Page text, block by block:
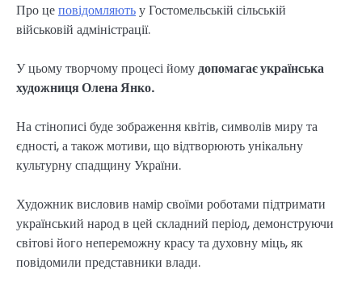
Про цеповідомляютьу Гостомельській сільській
військовій адміністрації.
У цьому творчому процесі йомудопомагає українська
художниця Олена Янко.
На стінописі буде зображення квітів, символів миру та
єдності, а також мотиви, що відтворюють унікальну
культурну спадщину України.
Художник висловив намір своїми роботами підтримати
український народ в цей складний період, демонструючи
світові його непереможну красу та духовну міць, як
повідомили представники влади.